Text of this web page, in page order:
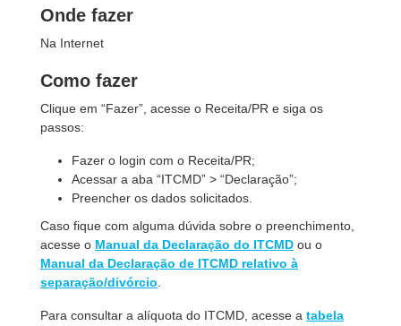
Onde fazer
Na Internet
Como fazer
Clique em “Fazer”, acesse o Receita/PR e siga os
passos:
Fazer o login com o Receita/PR;
Acessar a aba “ITCMD” > “Declaração”;
Preencher os dados solicitados.
Caso fique com alguma dúvida sobre o preenchimento,
acesse o Manual da Declaração do ITCMD ou o
Manual da Declaração de ITCMD relativo à
separação/divórcio
Para consultar a alíquota do ITCMD, acesse a tabela